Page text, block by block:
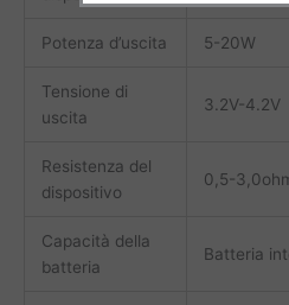
Potenza d’uscita 5-20W
Tensione di
uscita
3.2V-4.2V
Resistenza del
dispositivo
0,5-
Capacità della
batteria
Batteria